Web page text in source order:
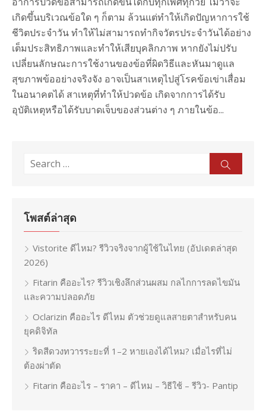
เกิดขึ้นบริเวณข้อใด ๆ ก็ตาม ล้วนแต่ทำให้เกิดปัญหาการใช้
ชีวิตประจำวัน ทำให้ไม่สามารถทำกิจวัตรประจำวันได้อย่าง
เต็มประสิทธิภาพและทำให้เสียบุคลิกภาพ หากยังไม่ปรับ
เปลี่ยนลักษณะการใช้งานของข้อที่ผิดวิธีและหันมาดูแล
สุขภาพข้ออย่างจริงจัง อาจเป็นสาเหตุไปสู่โรคข้อเข่าเสื่อม
ในอนาคตได้ สาเหตุที่ทำให้ปวดข้อ เกิดจากการได้รับ
อุบัติเหตุหรือได้รับบาดเจ็บของส่วนต่าง ๆ ภายในข้อ...
Search
โพสต์ล่าสุด
Vistorite ดีไหม? รีวิวจริงจากผู้ใช้ในไทย (อัปเดตล่าสุด
2026)
Fitarin คืออะไร? รีวิวเชิงลึกส่วนผสม กลไกการลดไขมัน
และความปลอดภัย
Oclarizin คืออะไร ดีไหม ตัวช่วยดูแลสายตาสำหรับคน
ยุคดิจิทัล
ริดสีดวงทวารระยะที่ 1–2 หายเองได้ไหม? เมื่อไรที่ไม่
ต้องผ่าตัด
Fitarin คืออะไร – ราคา – ดีไหม – วิธีใช้ – รีวิว- Pantip